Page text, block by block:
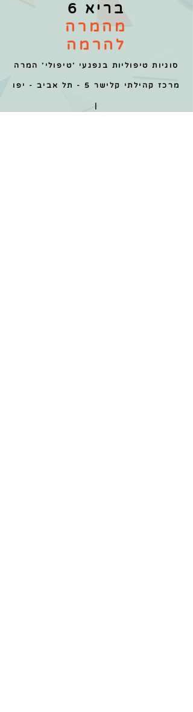
בריא 6
מהמרה
להרמה
סוגיות טיפוליות בנפגעי 'טיפולי' המרה
מרכז קהילתי קלישר 5 - תל אביב - יפו
|